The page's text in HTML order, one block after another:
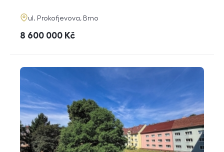
adresa
ul. Prokofjevova, Brno
cena
8 600 000 Kč